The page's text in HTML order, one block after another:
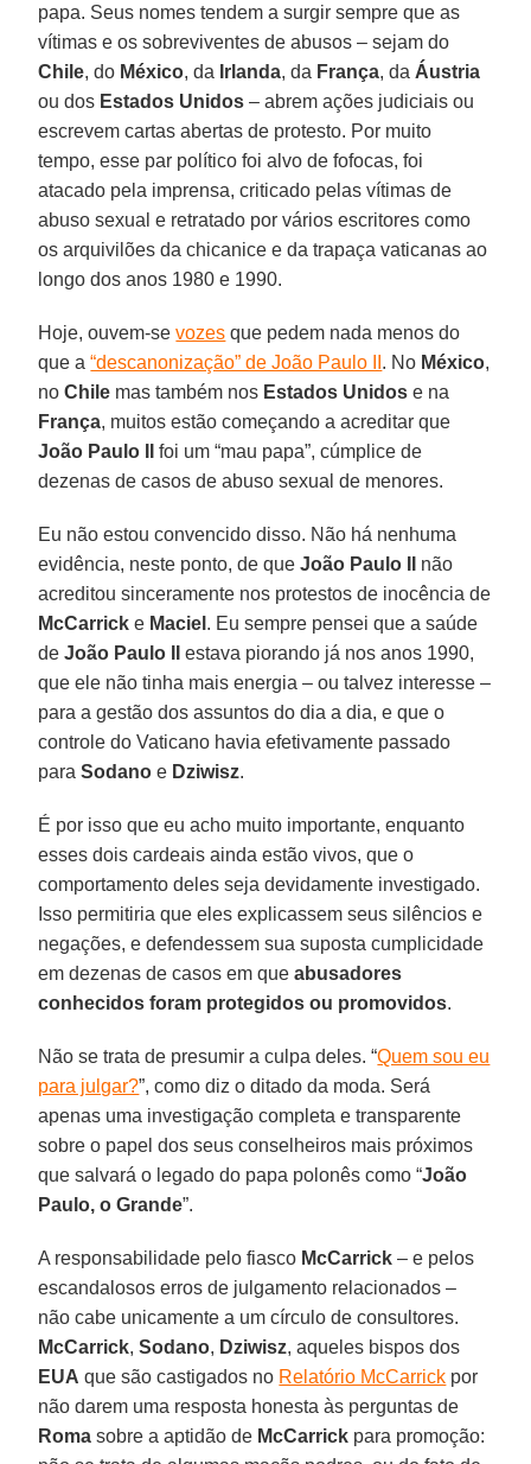
papa. Seus nomes tendem a surgir sempre que as
vítimas e os sobreviventes de abusos – sejam do
Chile, do México, da Irlanda, da França, da Áustria
ou dos Estados Unidos – abrem ações judiciais ou
escrevem cartas abertas de protesto. Por muito
tempo, esse par político foi alvo de fofocas, foi
atacado pela imprensa, criticado pelas vítimas de
abuso sexual e retratado por vários escritores como
os arquivilões da chicanice e da trapaça vaticanas ao
longo dos anos 1980 e 1990.
Hoje, ouvem-sevozes que pedem nada menos do
que a“descanonização” de João Paulo II . No México,
noChile mas também nos Estados Unidos e na
França, muitos estão começando a acreditar que
João Paulo II
foi um “mau papa”, cúmplice de
dezenas de casos de abuso sexual de menores.
Eu não estou convencido disso. Não há nenhuma
evidência, neste ponto, de queJoão Paulo II
não
acreditou sinceramente nos protestos de inocência de
McCarrick e Maciel . Eu sempre pensei que a saúde
deJoão Paulo II
estava piorando já nos anos 1990,
que ele não tinha mais energia – ou talvez interesse –
para a gestão dos assuntos do dia a dia, e que o
controle do Vaticano havia efetivamente passado
paraSodano e Dziwisz.
É por isso que eu acho muito importante, enquanto
esses dois cardeais ainda estão vivos, que o
comportamento deles seja devidamente investigado.
Isso permitiria que eles explicassem seus silêncios e
negações, e defendessem sua suposta cumplicidade
em dezenas de casos em queabusadores
conhecidos foram protegidos ou promovidos.
Não se trata de presumir a culpa deles. “Quem sou eu
para julgar?”, como diz o ditado da moda. Será
apenas uma investigação completa e transparente
sobre o papel dos seus conselheiros mais próximos
que salvará o legado do papa polonês como “João
Paulo, o Grande”.
A responsabilidade pelo fiasco McCarrick – e pelos
escandalosos erros de julgamento relacionados –
não cabe unicamente a um círculo de consultores.
McCarrick,Sodano, Dziwisz, aqueles bispos dos
EUA que são castigados no Relatório McCarrick por
não darem uma resposta honesta às perguntas de
Roma sobre a aptidão de McCarrick para promoção: